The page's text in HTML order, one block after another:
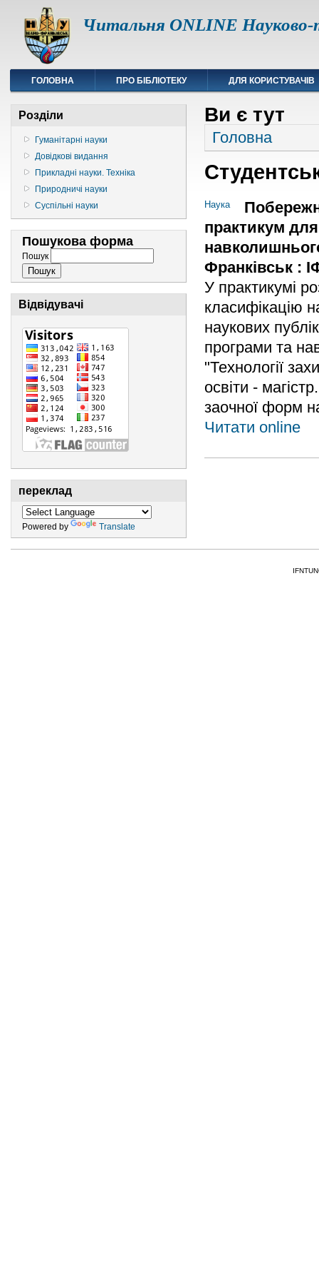
Читальня ONLINE Науково-
ГОЛОВНА ПРО БІБЛІОТЕКУ ДЛЯ КОРИСТУВАЧІВ
Розділи
Гуманітарні науки
Довідкові видання
Прикладні науки. Техніка
Природничі науки
Суспільні науки
Пошукова форма
Пошук
Відвідувачі
переклад
Powered by Translate
Ви є тут
Головна
Наука
практикум для
Франківськ :
У практикумі
класифікацію
наукових
програми та
"Технології
освіти -
заочної форм
Читати online